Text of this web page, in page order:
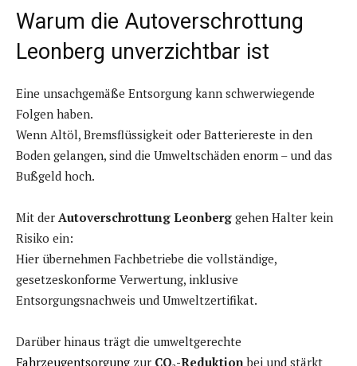
Warum die Autoverschrottung
Leonberg unverzichtbar ist
Eine unsachgemäße Entsorgung kann schwerwiegende
Folgen haben.
Wenn Altöl, Bremsflüssigkeit oder Batteriereste in den
Boden gelangen, sind die Umweltschäden enorm – und das
Bußgeld hoch.
Mit der Autoverschrottung Leonberg gehen Halter kein
Risiko ein:
Hier übernehmen Fachbetriebe die vollständige,
gesetzeskonforme Verwertung, inklusive
Entsorgungsnachweis und Umweltzertifikat.
Darüber hinaus trägt die umweltgerechte
Fahrzeugentsorgung zur CO₂-Reduktionbei und stärkt